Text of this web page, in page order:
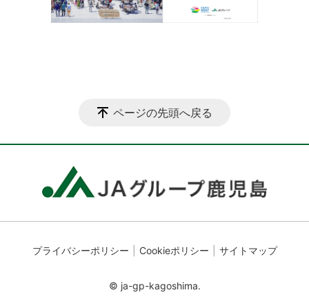
ページの先頭へ戻る
プライバシーポリシー Cookieポリシー サイトマップ
© ja-gp-kagoshima.